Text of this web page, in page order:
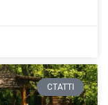
СТАТТІ